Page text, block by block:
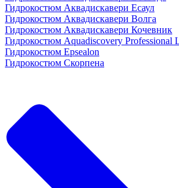
Гидрокостюм Аквадискавери Есаул
Гидрокостюм Аквадискавери Волга
Гидрокостюм Аквадискавери Кочевник
Гидрокостюм Aquadiscovery Professional
Гидрокостюм Epsealon
Гидрокостюм Скорпена